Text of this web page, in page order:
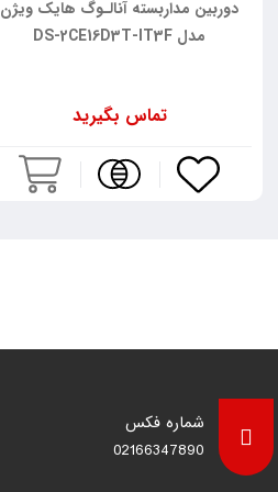
دوربین مداربسته آنالـوگ هایک ویژن
مدل DS-2CE16D3T-IT3F
تماس بگیرید
شماره فکس
02166347890